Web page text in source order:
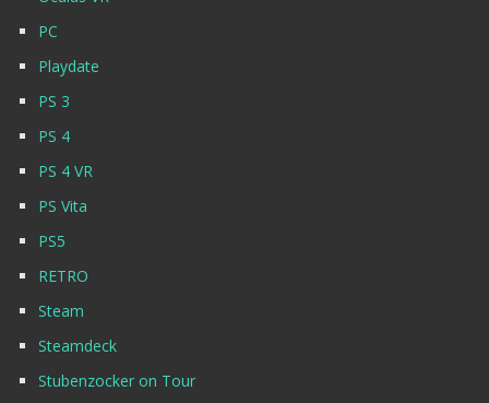
PC
Playdate
PS 3
PS 4
PS 4 VR
PS Vita
PS5
RETRO
Steam
Steamdeck
Stubenzocker on Tour